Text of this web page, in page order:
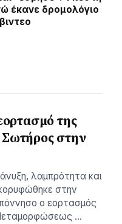
έκανε δρομολόγιο
της
στην
λαμπρότητα και
στην
ο εορτασμός
…